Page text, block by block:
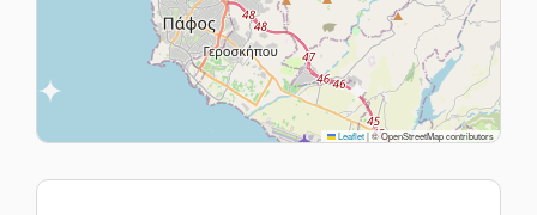
Leaflet|© OpenStreetMap contributors